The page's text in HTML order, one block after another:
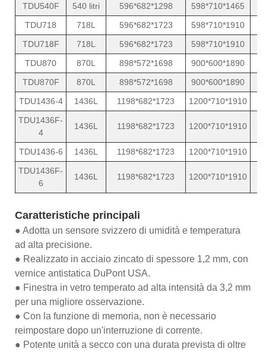
TDU540F
540 litri 596*682*1298
598*710*1465
TDU718
718L 596*682*1723
598*710*1910
TDU718F
718L 596*682*1723
598*710*1910
TDU870
870L 898*572*1698
900*600*1890
TDU870F
870L 898*572*1698
900*600*1890
TDU1436-4
1436L 1198*682*1723
1200*710*1910
TDU1436F-
4
1436L 1198*682*1723 1200*710*1910
TDU1436-6 1436L 1198*682*1723
1200*710*1910
TDU1436F-
6
1436L 1198*682*1723 1200*710*1910
Caratteristiche principali
● Adotta un sensore svizzero di umidità e temperatura
ad alta precisione.
● Realizzato in acciaio zincato di spessore 1,2 mm, con
vernice antistatica DuPont USA.
● Finestra in vetro temperato ad alta intensità da 3,2 mm
per una migliore osservazione.
● Con la funzione di memoria, non è necessario
reimpostare dopo un'interruzione di corrente.
● Potente unità a secco con una durata prevista di oltre